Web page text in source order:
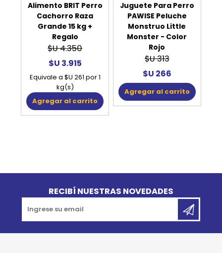
Alimento BRIT Perro
Cachorro Raza
Grande 15 kg +
Regalo
$U 4.350
$U 3.915
Equivale a $U 261 por 1
kg(s)
Agregar al carrito
Juguete Para Perro
PAWISE Peluche
Monstruo Little
Monster - Color
Rojo
$U 313
$U 266
Agregar al carrito
RECIBÍ NUESTRAS NOVEDADES